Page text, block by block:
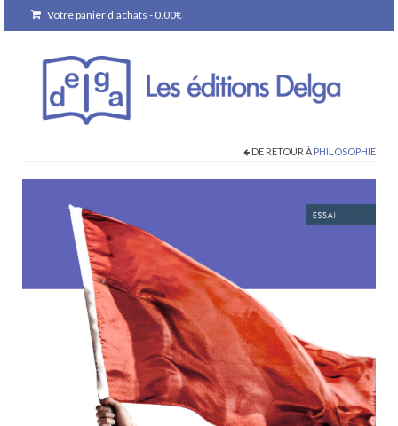
Votre panier d'achats - 0.00€
DE RETOUR À PHILOSOPHIE